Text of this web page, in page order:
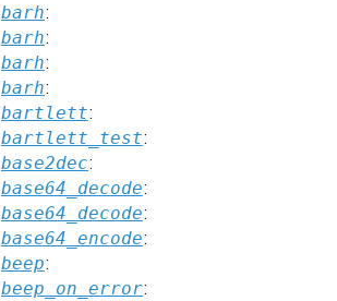
barh:
barh:
barh:
barh:
bartlett:
bartlett_test:
base2dec:
base64_decode:
base64_decode:
base64_encode:
beep:
beep_on_error: